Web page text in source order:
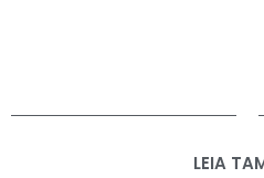
LEIA